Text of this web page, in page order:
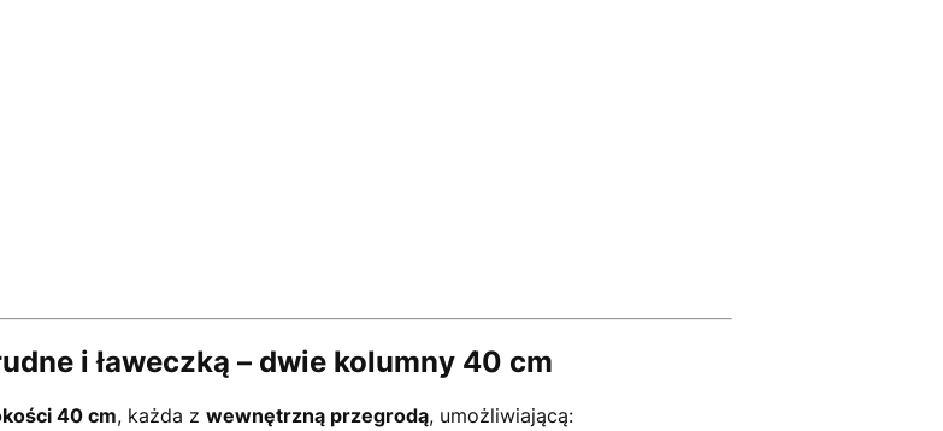
i ławeczką – dwie kolumny 40 cm
40 cm, każda z wewnętrzną przegrodą, umożliwiającą: